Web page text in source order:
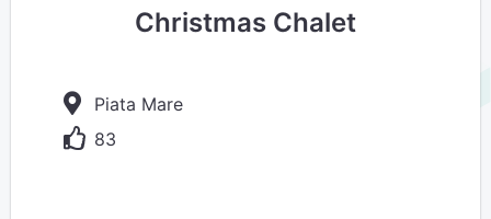
Christmas Chalet
Piata Mare
83